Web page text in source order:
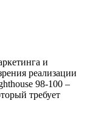
и
реализации
98-100 –
требует